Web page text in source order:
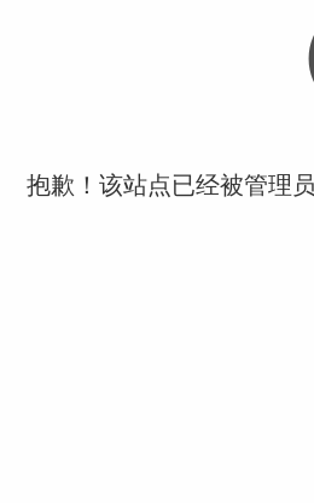
抱歉！该站点已经被管理